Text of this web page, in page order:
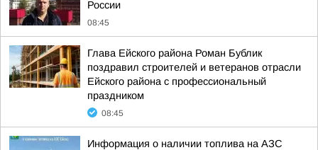
России
08:45
Глава Ейского района Роман Бублик
поздравил строителей и ветеранов отрасли
Ейского района с профессиональный
праздником
08:45
Информация о наличии топлива на АЗС